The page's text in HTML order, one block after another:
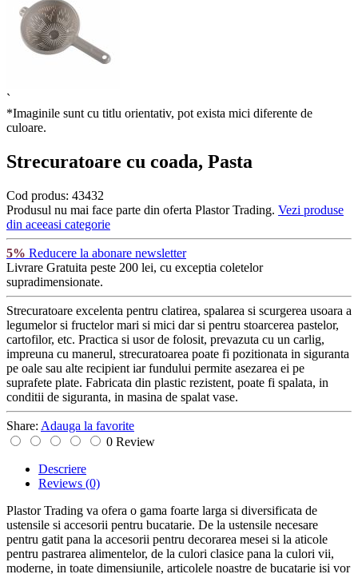
`
*Imaginile sunt cu titlu orientativ, pot exista mici diferente de
culoare.
Strecuratoare cu coada, Pasta
Cod produs: 43432
Produsul nu mai face parte din oferta Plastor Trading. Vezi produse
din aceeasi categorie
5% Reducere la abonare newsletter
Livrare Gratuita peste 200 lei, cu exceptia coletelor
supradimensionate.
Strecuratoare excelenta pentru clatirea, spalarea si scurgerea usoara a
legumelor si fructelor mari si mici dar si pentru stoarcerea pastelor,
cartofilor, etc. Practica si usor de folosit, prevazuta cu un carlig,
impreuna cu manerul, strecuratoarea poate fi pozitionata in siguranta
pe oale sau alte recipient iar fundului permite asezarea ei pe
suprafete plate. Fabricata din plastic rezistent, poate fi spalata, in
conditii de siguranta, in masina de spalat vase.
Share: Adauga la favorite
0 Review
Descriere
Reviews (0)
Plastor Trading va ofera o gama foarte larga si diversificata de
ustensile si accesorii pentru bucatarie. De la ustensile necesare
pentru gatit pana la accesorii pentru decorarea mesei si la aticole
pentru pastrarea alimentelor, de la culori clasice pana la culori vii,
moderne, in toate dimensiunile, articolele noastre de bucatarie isi vor